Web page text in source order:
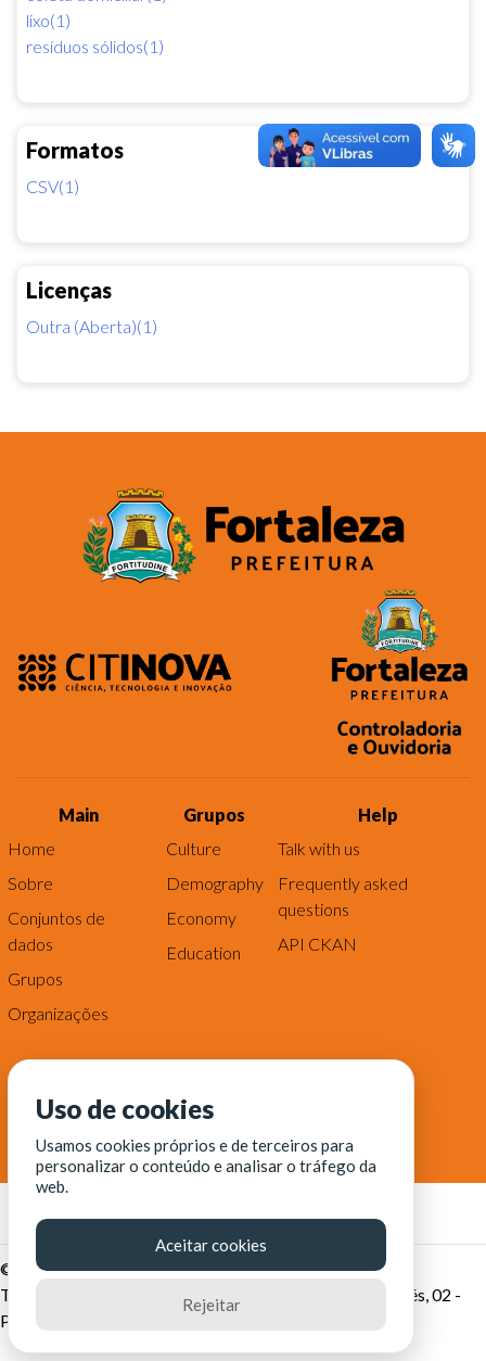
lixo(1)
resíduos sólidos(1)
Formatos
CSV(1)
Licenças
Outra (Aberta)(1)
Main
Home
Sobre
Conjuntos de
dados
Grupos
Organizações
Grupos
Culture
Demography
Economy
Education
Help
Talk with us
Frequently asked
questions
API CKAN
© Fortaleza Digital || CITINOVA - Fundação de Ciência,
Tecnologia e Inovação de Fortaleza - Rua dos Tremembés, 02 -
Praia de Iracema - Fortaleza-CE
Uso de cookies
Usamos cookies próprios e de terceiros para
personalizar o conteúdo e analisar o tráfego da
web.
Aceitar cookies
Rejeitar